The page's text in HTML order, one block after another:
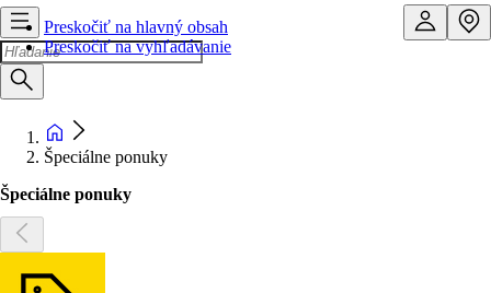
Preskočiť na hlavný obsah
Preskočiť na vyhľadávanie
Špeciálne ponuky
Špeciálne ponuky